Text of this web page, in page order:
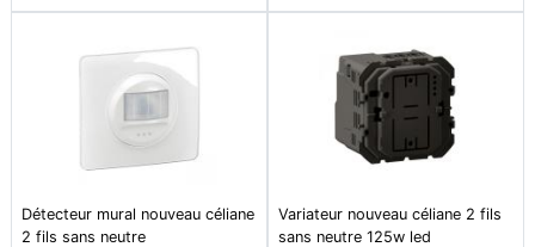
Détecteur mural nouveau céliane
2 fils sans neutre
Variateur nouveau céliane 2 fils
sans neutre 125w led